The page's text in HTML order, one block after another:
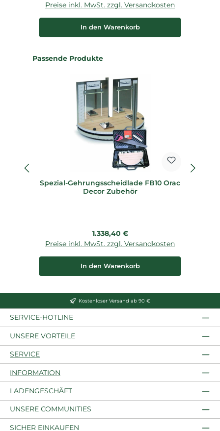
Preise inkl. MwSt. zzgl. Versandkosten
In den Warenkorb
Produktgalerie überspringen
Passende Produkte
Spezial-Gehrungsscheidlade FB10 Orac
Decor Zubehör
Regulärer Preis:
1.338,40 €
Preise inkl. MwSt. zzgl. Versandkosten
In den Warenkorb
Kostenloser Versand ab 90 €
SERVICE-HOTLINE
UNSERE VORTEILE
SERVICE
INFORMATION
LADENGESCHÄFT
UNSERE COMMUNITIES
SICHER EINKAUFEN